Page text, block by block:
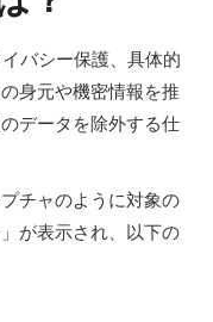
バシー保護、具体的
身元や機密情報を推
データを除外する仕
チャのように対象の
が表示され、以下の